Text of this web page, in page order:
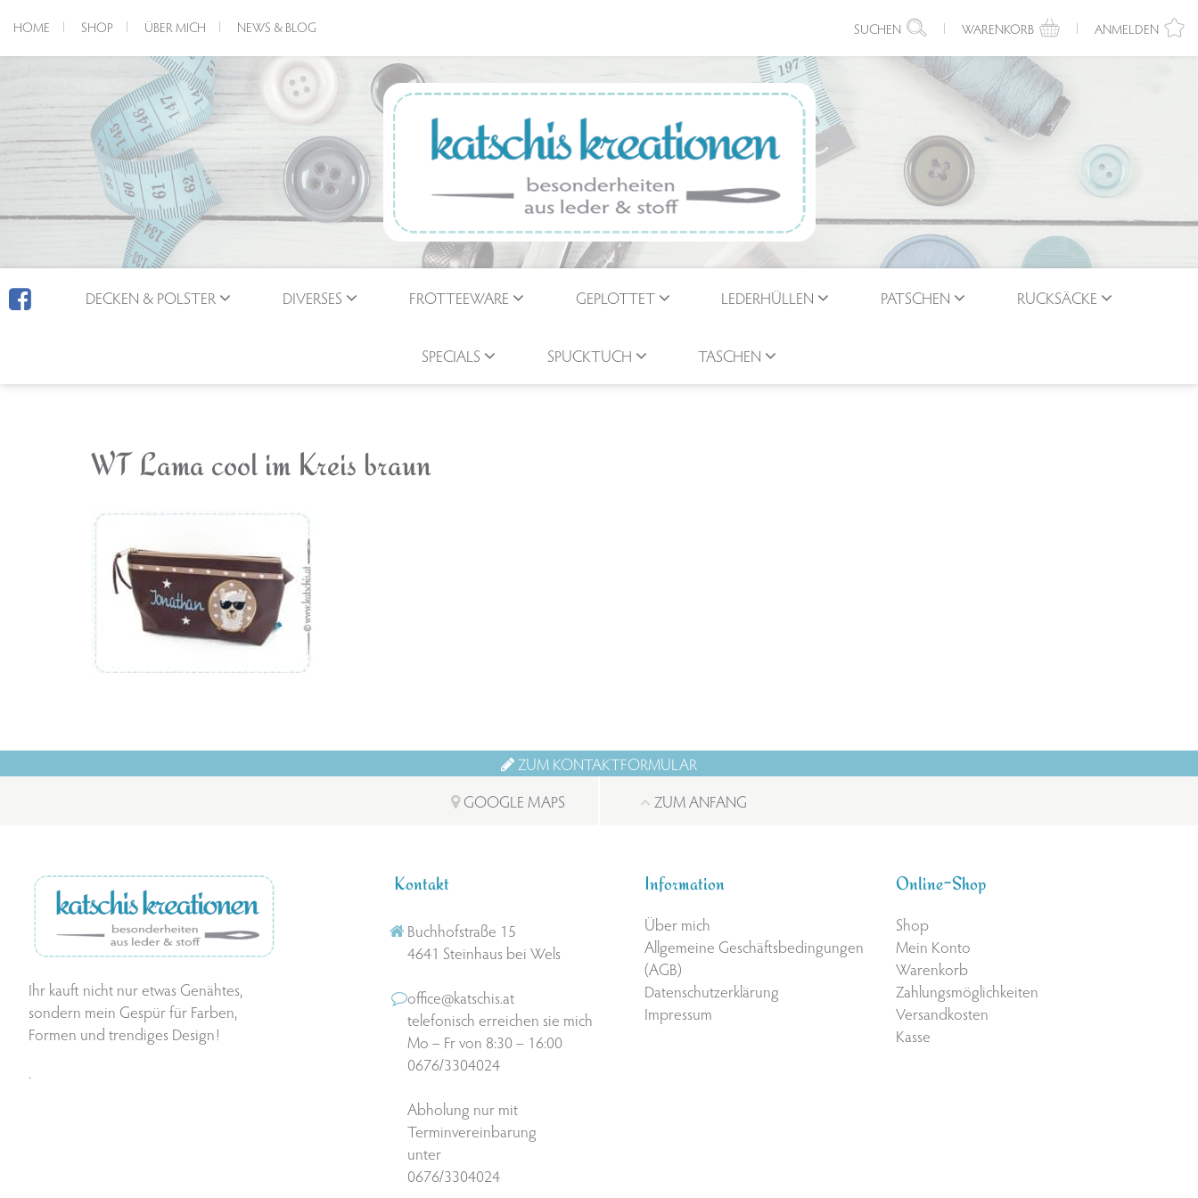
HOME SHOP ÜBER MICH NEWS & BLOG SUCHEN WARENKORB ANMELDEN
DECKEN & POLSTER DIVERSES FROTTEEWARE GEPLOTTET LEDERHÜLLEN PATSCHEN RUCKSÄCKE
SPECIALS SPUCKTUCH TASCHEN
WT Lama cool im Kreis braun
ZUM KONTAKTFORMULAR
GOOGLE MAPS
ZUM ANFANG
Ihr kauft nicht nur etwas Genähtes,
sondern mein Gespür für Farben,
Formen und trendiges Design!
.
Kontakt
Buchhofstraße 15
4641 Steinhaus bei Wels
office@katschis.at
telefonisch erreichen sie mich
Mo – Fr von 8:30 – 16:00
0676/3304024
Abholung nur mit
Terminvereinbarung
unter
0676/3304024
Information
Über mich
Allgemeine Geschäftsbedingungen
(AGB)
Datenschutzerklärung
Impressum
Online-Shop
Shop
Mein Konto
Warenkorb
Zahlungsmöglichkeiten
Versandkosten
Kasse